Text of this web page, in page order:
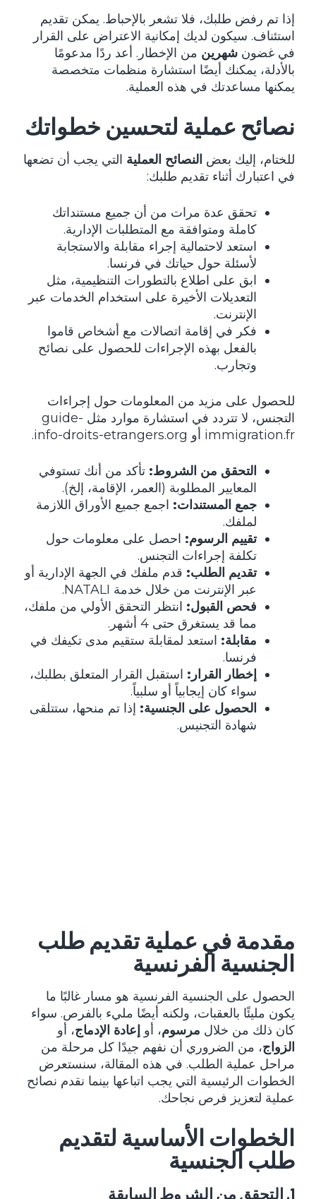
إذا تم رفض طلبك، فلا تشعر بالإحباط. يمكن تقديم
استئناف. سيكون لديك إمكانية الاعتراض على القرار
في غضون شهرين من الإخطار. أعد ردًا مدعومًا
بالأدلة، يمكنك أيضًا استشارة منظمات متخصصة
يمكنها مساعدتك في هذه العملية.
نصائح عملية لتحسين خطواتك
للختام، إليك بعض النصائح العملية التي يجب أن تضعها
في اعتبارك أثناء تقديم طلبك:
تحقق عدة مرات من أن جميع مستنداتك
كاملة ومتوافقة مع المتطلبات الإدارية.
استعد لاحتمالية إجراء مقابلة والاستجابة
لأسئلة حول حياتك في فرنسا.
ابق على اطلاع بالتطورات التنظيمية، مثل
التعديلات الأخيرة على استخدام الخدمات عبر
الإنترنت.
فكر في إقامة اتصالات مع أشخاص قاموا
بالفعل بهذه الإجراءات للحصول على نصائح
وتجارب.
للحصول على مزيد من المعلومات حول إجراءات
التجنس، لا تتردد في استشارة موارد مثل guide-
immigration.fr أو info-droits-etrangers.org
.
التحقق من الشروط: تأكد من أنك تستوفي
المعايير المطلوبة (العمر، الإقامة، إلخ).
جمع المستندات: اجمع جميع الأوراق اللازمة
لملفك.
تقييم الرسوم: احصل على معلومات حول
تكلفة إجراءات التجنس.
تقديم الطلب: قدم ملفك في الجهة الإدارية أو
عبر الإنترنت من خلال خدمة NATALI.
فحص القبول: انتظر التحقق الأولي من ملفك،
مما قد يستغرق حتى 4 أشهر.
مقابلة: استعد لمقابلة ستقيم مدى تكيفك في
فرنسا.
إخطار القرار: استقبل القرار المتعلق بطلبك،
سواء كان إيجابياً أو سلبياً.
الحصول على الجنسية: إذا تم منحها، ستتلقى
شهادة التجنيس.
مقدمة في عملية تقديم طلب
الجنسية الفرنسية
الحصول على الجنسية الفرنسية هو مسار غالبًا ما
يكون مليئًا بالعقبات، ولكنه أيضًا مليء بالفرص. سواء
كان ذلك من خلال مرسوم، أو إعادة الإدماج، أو
الزواج، من الضروري أن نفهم جيدًا كل مرحلة من
مراحل عملية الطلب. في هذه المقالة، سنستعرض
الخطوات الرئيسية التي يجب اتباعها بينما نقدم نصائح
عملية لتعزيز فرص نجاحك.
الخطوات الأساسية لتقديم
طلب الجنسية
1. التحقق من الشروط السابقة